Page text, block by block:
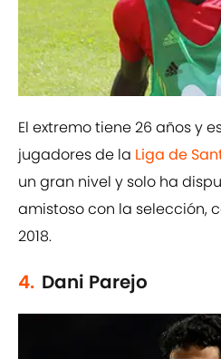
El extremo tiene 26 años y
jugadores de la Liga de
un gran nivel y solo ha
amistoso con la selección,
2018.
4. Dani Parejo